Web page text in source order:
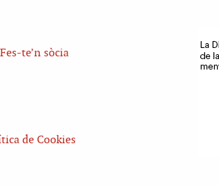
te’n sòcia
de Cookies